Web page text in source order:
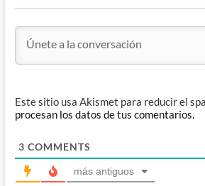
Este sitio usa Akismet para reducir el
procesan los datos de tus comentarios.
3 COMMENTS
más antiguos